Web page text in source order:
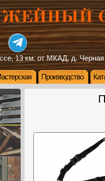
13 км. от МКАД, д. Черная
Производство